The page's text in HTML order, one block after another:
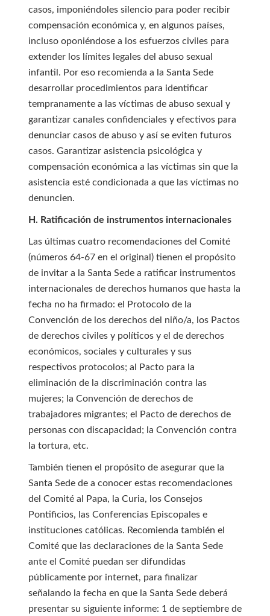
casos, imponiéndoles silencio para poder recibir
compensación económica y, en algunos países,
incluso oponiéndose a los esfuerzos civiles para
extender los límites legales del abuso sexual
infantil. Por eso recomienda a la Santa Sede
desarrollar procedimientos para identificar
tempranamente a las víctimas de abuso sexual y
garantizar canales confidenciales y efectivos para
denunciar casos de abuso y así se eviten futuros
casos. Garantizar asistencia psicológica y
compensación económica a las víctimas sin que la
asistencia esté condicionada a que las víctimas no
denuncien.
H. Ratificación de instrumentos internacionales
Las últimas cuatro recomendaciones del Comité
(números 64-67 en el original) tienen el propósito
de invitar a la Santa Sede a ratificar instrumentos
internacionales de derechos humanos que hasta la
fecha no ha firmado: el Protocolo de la
Convención de los derechos del niño/a, los Pactos
de derechos civiles y políticos y el de derechos
económicos, sociales y culturales y sus
respectivos protocolos; al Pacto para la
eliminación de la discriminación contra las
mujeres; la Convención de derechos de
trabajadores migrantes; el Pacto de derechos de
personas con discapacidad; la Convención contra
la tortura, etc.
También tienen el propósito de asegurar que la
Santa Sede de a conocer estas recomendaciones
del Comité al Papa, la Curia, los Consejos
Pontificios, las Conferencias Episcopales e
instituciones católicas. Recomienda también el
Comité que las declaraciones de la Santa Sede
ante el Comité puedan ser difundidas
públicamente por internet, para finalizar
señalando la fecha en que la Santa Sede deberá
presentar su siguiente informe: 1 de septiembre de